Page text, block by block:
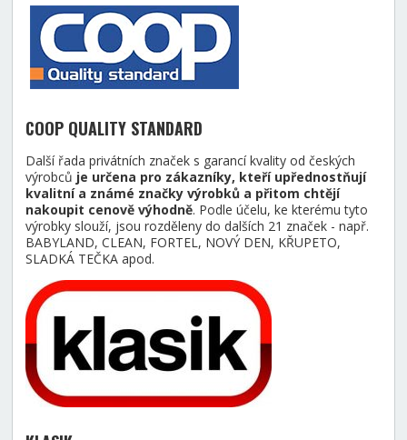
COOP QUALITY STANDARD
Další řada privátních značek s garancí kvality od českých
výrobců je určena pro zákazníky, kteří upřednostňují
kvalitní a známé značky výrobků a přitom chtějí
nakoupit cenově výhodně. Podle účelu, ke kterému tyto
výrobky slouží, jsou rozděleny do dalších 21 značek - např.
BABYLAND, CLEAN, FORTEL, NOVÝ DEN, KŘUPETO,
SLADKÁ TEČKA apod.